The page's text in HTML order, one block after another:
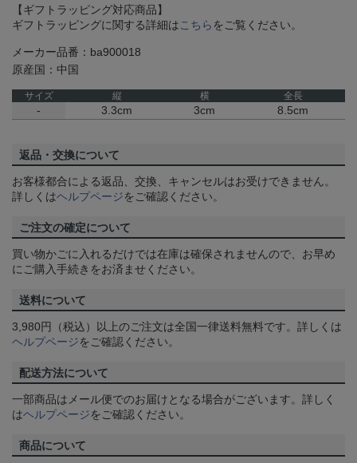
【ギフトラッピング対応商品】
ギフトラッピングに関する詳細は こちら をご覧ください。
メーカー品番：ba900018
原産国：中国
サイズ 縦 横 全長
- 3.3cm 3cm 8.5cm
返品・交換について
お客様都合による返品、交換、キャンセルはお受けできません。
詳しくはヘルプページをご確認ください。
ご注文の確定について
買い物かごに入れるだけでは在庫は確保されませんので、お早め
にご購入手続きをお済ませください。
送料について
3,980円（税込）以上のご注文は全国一律送料無料です。詳しくは
ヘルプページをご確認ください。
配送方法について
一部商品はメール便でのお届けとなる場合がございます。詳しく
はヘルプページをご確認ください。
商品について